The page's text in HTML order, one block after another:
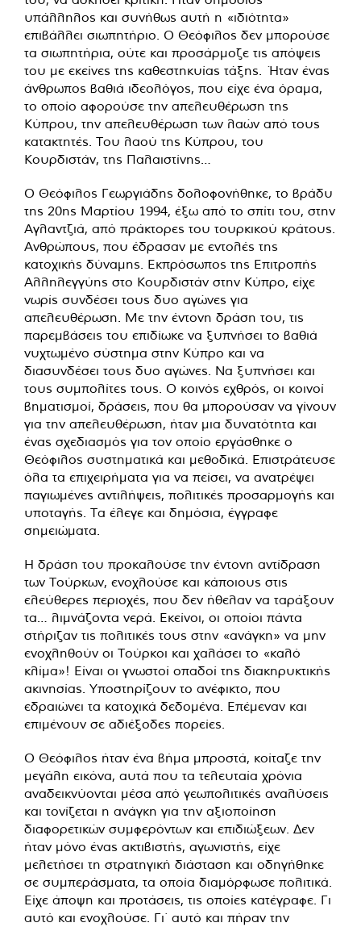
υπάλληλος και συνήθως αυτή η «ιδιότητα»
επιβάλλει σιωπητήριο. Ο Θεόφιλος δεν μπορούσε
τα σιωπητήρια, ούτε και προσάρμοζε τις απόψεις
του με εκείνες της καθεστηκυίας τάξης. Ήταν ένας
άνθρωπος βαθιά ιδεολόγος, που είχε ένα όραμα,
το οποίο αφορούσε την απελευθέρωση της
Κύπρου, την απελευθέρωση των λαών από τους
κατακτητές. Του λαού της Κύπρου, του
Κουρδιστάν, της Παλαιστίνης…
Ο Θεόφιλος Γεωργιάδης δολοφονήθηκε, το βράδυ
της 20ης Μαρτίου 1994, έξω από το σπίτι του, στην
Αγλαντζιά, από πράκτορες του τουρκικού κράτους.
Ανθρώπους, που έδρασαν με εντολές της
κατοχικής δύναμης. Εκπρόσωπος της Επιτροπής
Αλληλεγγύης στο Κουρδιστάν στην Κύπρο, είχε
νωρίς συνδέσει τους δυο αγώνες για
απελευθέρωση. Με την έντονη δράση του, τις
παρεμβάσεις του επιδίωκε να ξυπνήσει το βαθιά
νυχτωμένο σύστημα στην Κύπρο και να
διασυνδέσει τους δυο αγώνες. Να ξυπνήσει και
τους συμπολίτες τους. Ο κοινός εχθρός, οι κοινοί
βηματισμοί, δράσεις, που θα μπορούσαν να γίνουν
για την απελευθέρωση, ήταν μια δυνατότητα και
ένας σχεδιασμός για τον οποίο εργάσθηκε ο
Θεόφιλος συστηματικά και μεθοδικά. Επιστράτευσε
όλα τα επιχειρήματα για να πείσει, να ανατρέψει
παγιωμένες αντιλήψεις, πολιτικές προσαρμογής και
υποταγής. Τα έλεγε και δημόσια, έγγραφε
σημειώματα.
Η δράση του προκαλούσε την έντονη αντίδραση
των Τούρκων, ενοχλούσε και κάποιους στις
ελεύθερες περιοχές, που δεν ήθελαν να ταράξουν
τα… λιμνάζοντα νερά. Εκείνοι, οι οποίοι πάντα
στήριζαν τις πολιτικές τους στην «ανάγκη» να μην
ενοχληθούν οι Τούρκοι και χαλάσει το «καλό
κλίμα»! Είναι οι γνωστοί οπαδοί της διακηρυκτικής
ακινησίας. Υποστηρίζουν το ανέφικτο, που
εδραιώνει τα κατοχικά δεδομένα. Επέμεναν και
επιμένουν σε αδιέξοδες πορείες.
Ο Θεόφιλος ήταν ένα βήμα μπροστά, κοίταζε την
μεγάλη εικόνα, αυτά που τα τελευταία χρόνια
αναδεικνύονται μέσα από γεωπολιτικές αναλύσεις
και τονίζεται η ανάγκη για την αξιοποίηση
διαφορετικών συμφερόντων και επιδιώξεων. Δεν
ήταν μόνο ένας ακτιβιστής, αγωνιστής, είχε
μελετήσει τη στρατηγική διάσταση και οδηγήθηκε
σε συμπεράσματα, τα οποία διαμόρφωσε πολιτικά.
Είχε άποψη και προτάσεις, τις οποίες κατέγραφε. Γι
αυτό και ενοχλούσε. Γι΄ αυτό και πήραν την